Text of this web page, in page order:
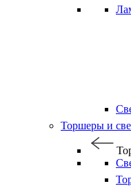
Торшеры и